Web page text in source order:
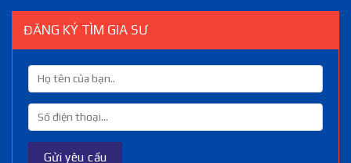
ĐĂNG KÝ TÌM GIA SƯ